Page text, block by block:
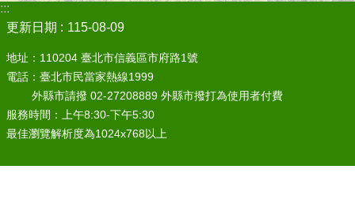
:::
更新日期
115-08-09
地址：110204 臺北市信義區市府路1號
電話：臺北市民當家熱線1999
外縣市請撥 02-27208889 外縣市撥打為使用者付費
服務時間：上午8:30-下午5:30
最佳瀏覽解析度為1024x768以上